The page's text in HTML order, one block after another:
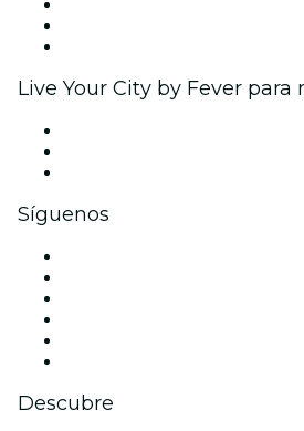
Live Your City by Fever para
Síguenos
Descubre